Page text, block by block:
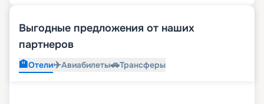
Выгодные предложения от наших
партнеров
🏨Отели✈️Авиабилеты🚗Трансферы